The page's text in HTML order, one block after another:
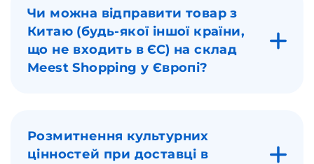
Чи можна відправити товар з
Китаю (будь-якої іншої країни,
що не входить в ЄС) на склад
Meest Shopping у Європі?
Розмитнення культурних
цінностей при доставці в